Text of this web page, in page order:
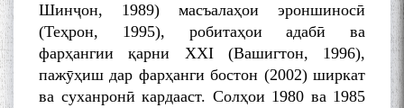
Шинҷон, 1989) масъалаҳои эроншиносӣ
(Теҳрон, 1995), робитаҳои адабӣ ва
фарҳангии қарни XXI (Вашигтон, 1996),
пажӯҳиш дар фарҳанги бостон (2002) ширкат
ва суханронӣ кардааст. Солҳои 1980 ва 1985